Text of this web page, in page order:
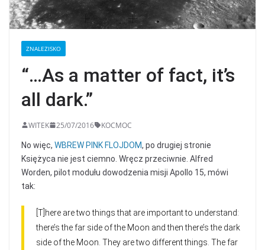
ZNALEZISKO
“…As a matter of fact, it’s
all dark.”
WITEK 25/07/2016 KOCMOC
No więc, WBREW PINK FLOJDOM, po drugiej stronie
Księżyca nie jest ciemno. Wręcz przeciwnie. Alfred
Worden, pilot modułu dowodzenia misji Apollo 15, mówi
tak:
[T]here are two things that are important to understand:
there’s the far side of the Moon and then there’s the dark
side of the Moon. They are two different things. The far